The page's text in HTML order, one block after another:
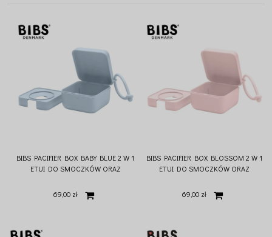
BIBS PACIFIER BOX BABY BLUE 2 W 1
ETUI DO SMOCZKÓW ORAZ
SMOCZKÓW
69,00 zł
BIBS PACIFIER BOX BLOSSOM 2 W 1
ETUI DO SMOCZKÓW ORAZ
SMOCZKÓW
69,00 zł